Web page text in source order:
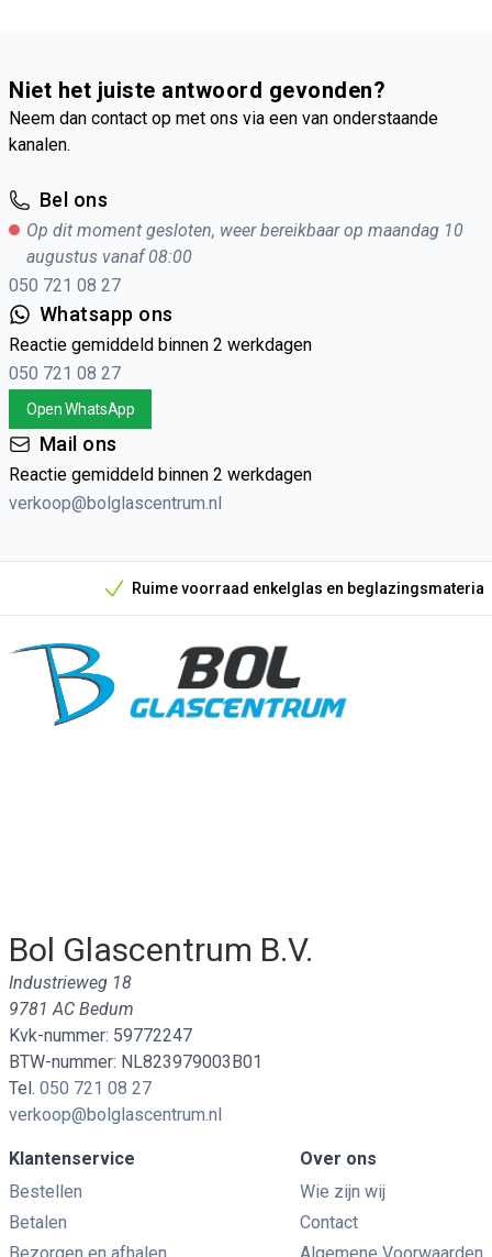
Niet het juiste antwoord gevonden?
Neem dan contact op met ons via een van onderstaande
kanalen.
Bel ons
Op dit moment gesloten, weer bereikbaar op maandag 10
augustus vanaf 08:00
050 721 08 27
Whatsapp ons
Reactie gemiddeld binnen 2 werkdagen
050 721 08 27
Open WhatsApp
Mail ons
Reactie gemiddeld binnen 2 werkdagen
verkoop@bolglascentrum.nl
Onze unieke verkoopargumenten
Ruime voorraad enkelglas en beglazingsmateriaal
Bol Glascentrum B.V.
Industrieweg 18
9781 AC Bedum
Kvk-nummer: 59772247
BTW-nummer: NL823979003B01
Tel. 050 721 08 27
verkoop@bolglascentrum.nl
Klantenservice
Bestellen
Betalen
Over ons
Wie zijn wij
Contact